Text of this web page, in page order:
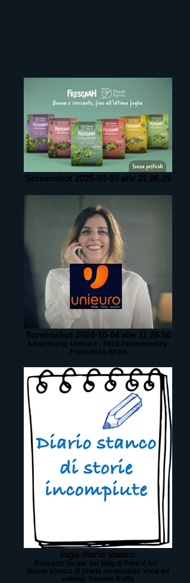
Screenshot 2026-03-03 alle 22.06.29
Screenshot 2024-10-04 alle 11.26.56
Advertising: Unieuro - 2019 Performed by:
Francesca Bruni
logo diario stanco
Podcast: Incipit dal blog di Pont d'Art -
Diario stanco di storie incompiute Voce ed
editing: Simone Buffa